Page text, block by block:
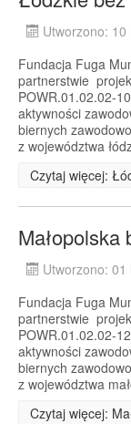
Utworzono:
Fundacja Fuga
partnerstwie
POWR.01.02.02-
aktywności
biernych
z województwa
Czytaj więcej:
Małopolska
Utworzono: 01
Fundacja Fuga
partnerstwie
POWR.01.02.02-
aktywności
biernych
z województwa
Czytaj więcej: